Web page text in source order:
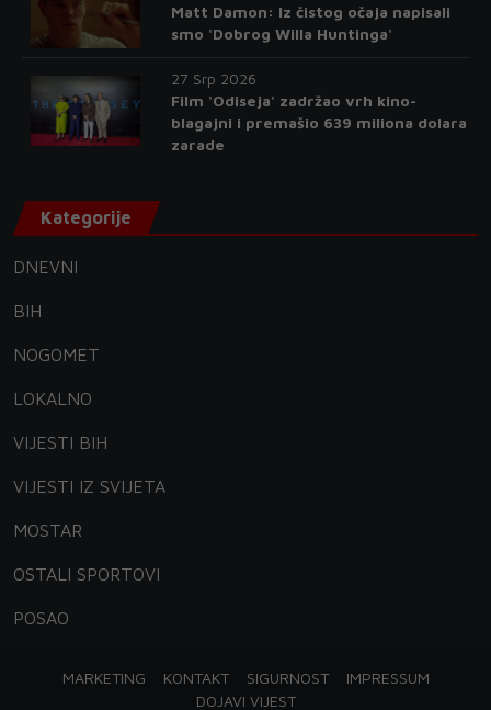
Matt Damon: Iz čistog očaja napisali
smo 'Dobrog Willa Huntinga'
27 Srp 2026
Film 'Odiseja' zadržao vrh kino-
blagajni i premašio 639 miliona dolara
zarade
Kategorije
DNEVNI
BIH
NOGOMET
LOKALNO
VIJESTI BIH
VIJESTI IZ SVIJETA
MOSTAR
OSTALI SPORTOVI
POSAO
MARKETING KONTAKT SIGURNOST
IMPRESSUM
DOJAVI VIJEST